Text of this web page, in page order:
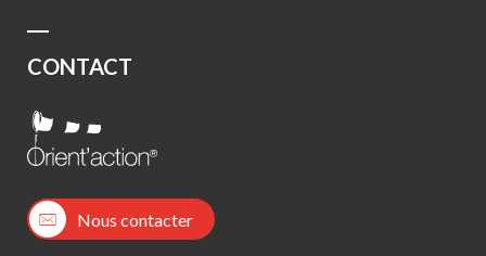
CONTACT
Nous contacter